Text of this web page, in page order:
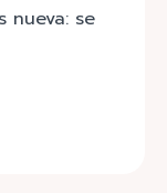
nueva: se